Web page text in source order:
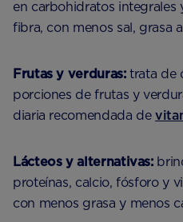
en carbohidratos
fibra, con menos sal, grasa
Frutas y verduras:trata de
porciones de frutas y
diaria recomendada de
Lácteos y alternativas:
proteínas, calcio, fósforo y
con menos grasa y menos